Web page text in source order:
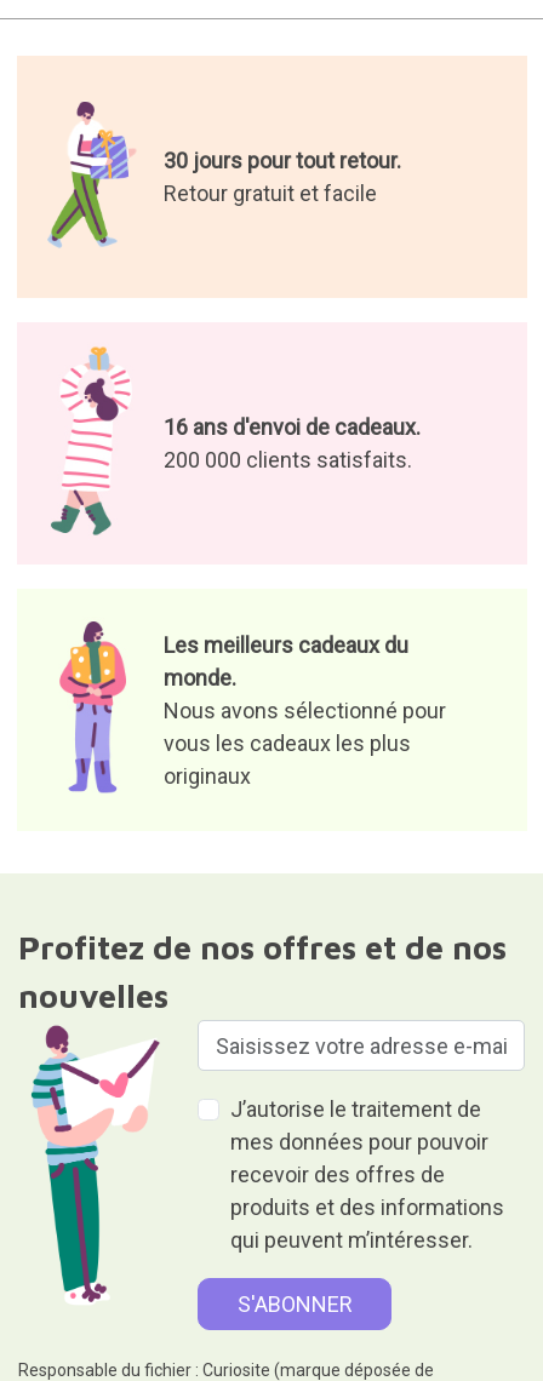
30 jours pour tout retour.
Retour gratuit et facile
16 ans d'envoi de cadeaux.
200 000 clients satisfaits.
Les meilleurs cadeaux du
monde.
Nous avons sélectionné pour
vous les cadeaux les plus
originaux
Profitez de nos offres et de nos
nouvelles
J’autorise le traitement de
mes données pour pouvoir
recevoir des offres de
produits et des informations
qui peuvent m’intéresser.
Responsable du fichier : Curiosite (marque déposée de